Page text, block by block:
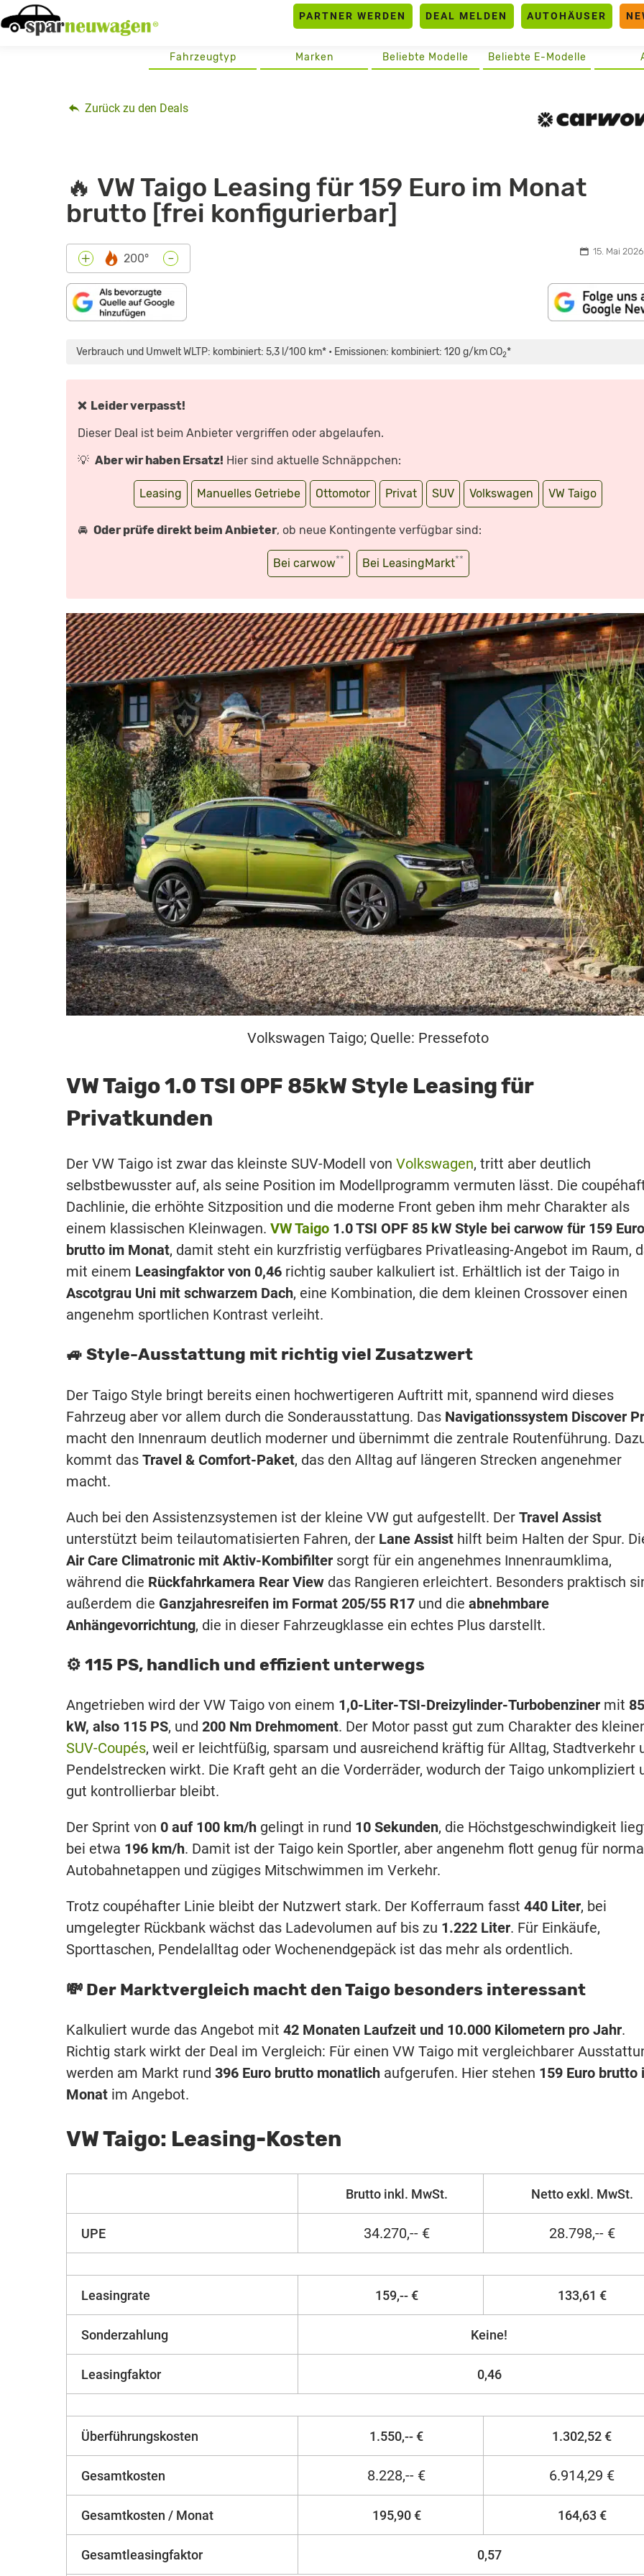
Skip
to
PARTNER WERDEN DEAL MELDEN AUTOHÄUSER
Beliebte E-Modelle
Beliebte Modelle
Marken
Fahrzeugtyp
Zurück zu den Deals
🔥 VW Taigo Leasing für 159 Euro im Monat
brutto [frei konfigurierbar]
+ 200° - 15. Mai
Verbrauch und Umwelt WLTP: kombiniert: 5,3 l/100 km* • Emissionen: kombiniert: 120 g/km CO2*
❌ Leider verpasst!
Dieser Deal ist beim Anbieter vergriffen oder abgelaufen.
💡 Aber wir haben Ersatz! Hier sind aktuelle Schnäppchen:
Leasing Manuelles Getriebe Ottomotor Privat SUV Volkswagen VW Taigo
🚘 Oder prüfe direkt beim Anbieter, ob neue Kontingente verfügbar sind:
Bei carwow** Bei LeasingMarkt**
Volkswagen Taigo; Quelle: Pressefoto
VW Taigo 1.0 TSI OPF 85kW Style Leasing für
Privatkunden
Der VW Taigo ist zwar das kleinste SUV-Modell von Volkswagen, tritt aber deutlich
selbstbewusster auf, als seine Position im Modellprogramm vermuten lässt. Die
Dachlinie, die erhöhte Sitzposition und die moderne Front geben ihm mehr Charakter als
einem klassischen Kleinwagen. VW Taigo 1.0 TSI OPF 85 kW Style bei carwow für 159 Euro
brutto im Monat, damit steht ein kurzfristig verfügbares Privatleasing-Angebot im Raum,
mit einem Leasingfaktor von 0,46 richtig sauber kalkuliert ist. Erhältlich ist der Taigo in
Ascotgrau Uni mit schwarzem Dach, eine Kombination, die dem kleinen Crossover einen
angenehm sportlichen Kontrast verleiht.
🚙 Style-Ausstattung mit richtig viel Zusatzwert
Der Taigo Style bringt bereits einen hochwertigeren Auftritt mit, spannend wird dieses
Fahrzeug aber vor allem durch die Sonderausstattung. Das Navigationssystem Discover
macht den Innenraum deutlich moderner und übernimmt die zentrale Routenführung.
kommt das Travel & Comfort-Paket, das den Alltag auf längeren Strecken angenehmer
macht.
Auch bei den Assistenzsystemen ist der kleine VW gut aufgestellt. Der Travel Assist
unterstützt beim teilautomatisierten Fahren, der Lane Assist hilft beim Halten der Spur.
Air Care Climatronic mit Aktiv-Kombifilter sorgt für ein angenehmes Innenraumklima,
während die Rückfahrkamera Rear View das Rangieren erleichtert. Besonders praktisch
außerdem die Ganzjahresreifen im Format 205/55 R17 und die abnehmbare
Anhängevorrichtung, die in dieser Fahrzeugklasse ein echtes Plus darstellt.
⚙️ 115 PS, handlich und effizient unterwegs
Angetrieben wird der VW Taigo von einem 1,0-Liter-TSI-Dreizylinder-Turbobenziner mit 85
kW, also 115 PS, und 200 Nm Drehmoment. Der Motor passt gut zum Charakter des
SUV-Coupés, weil er leichtfüßig, sparsam und ausreichend kräftig für Alltag, Stadtverkehr
Pendelstrecken wirkt. Die Kraft geht an die Vorderräder, wodurch der Taigo unkompliziert
gut kontrollierbar bleibt.
Der Sprint von 0 auf 100 km/h gelingt in rund 10 Sekunden, die Höchstgeschwindigkeit
bei etwa 196 km/h. Damit ist der Taigo kein Sportler, aber angenehm flott genug für
Autobahnetappen und zügiges Mitschwimmen im Verkehr.
Trotz coupéhafter Linie bleibt der Nutzwert stark. Der Kofferraum fasst 440 Liter, bei
umgelegter Rückbank wächst das Ladevolumen auf bis zu 1.222 Liter. Für Einkäufe,
Sporttaschen, Pendelalltag oder Wochenendgepäck ist das mehr als ordentlich.
💸 Der Marktvergleich macht den Taigo besonders interessant
Kalkuliert wurde das Angebot mit 42 Monaten Laufzeit und 10.000 Kilometern pro Jahr.
Richtig stark wirkt der Deal im Vergleich: Für einen VW Taigo mit vergleichbarer
werden am Markt rund 396 Euro brutto monatlich aufgerufen. Hier stehen 159 Euro brutto
Monat im Angebot.
VW Taigo: Leasing-Kosten
Brutto inkl. MwSt. Netto exkl. MwSt.
UPE 34.270,-- € 28.798,-- €
Leasingrate 159,-- € 133,61 €
Sonderzahlung Keine!
Leasingfaktor 0,46
Überführungskosten 1.550,-- € 1.302,52 €
Gesamtkosten 8.228,-- € 6.914,29 €
Gesamtkosten / Monat 195,90 € 164,63 €
Gesamtleasingfaktor 0,57
TYPISCHER
VW
–
AUTO
SPORT“
ANZEIGEN